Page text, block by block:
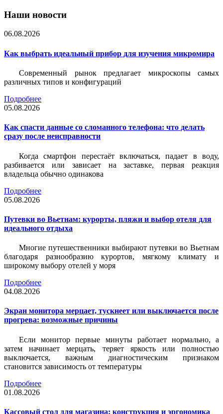
Наши новости
06.08.2026
Как выбрать идеальный прибор для изучения микромира
Современный рынок предлагает микроскопы самых
различных типов и конфигураций
Подробнее
05.08.2026
Как спасти данные со сломанного телефона: что делать
сразу после неисправности
Когда смартфон перестаёт включаться, падает в воду,
разбивается или зависает на заставке, первая реакция
владельца обычно одинакова
Подробнее
05.08.2026
Путевки во Вьетнам: курорты, пляжи и выбор отеля для
идеального отдыха
Многие путешественники выбирают путевки во Вьетнам
благодаря разнообразию курортов, мягкому климату и
широкому выбору отелей у моря
Подробнее
04.08.2026
Экран монитора мерцает, тускнеет или выключается после
прогрева: возможные причины
Если монитор первые минуты работает нормально, а
затем начинает мерцать, теряет яркость или полностью
выключается, важным диагностическим признаком
становится зависимость от температуры
Подробнее
01.08.2026
Кассовый стол для магазина: конструкция и эргономика